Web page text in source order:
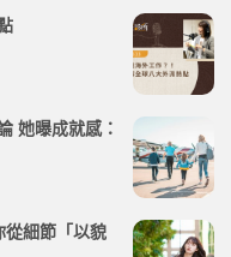
她曝成就感：
從細節「以貌